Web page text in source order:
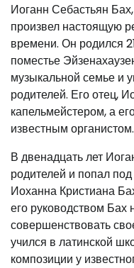
Иоганн Себастьян
произвел настоящую
времени. Он родился
поместье
музыкальной семье и
родителей. Его отец,
капельмейстером, а
известным органистом.
В двенадцать лет
родителей и попал
Иоханна Кристиана
его руководством Бах
совершенствовать
учился в латинской
композиции у